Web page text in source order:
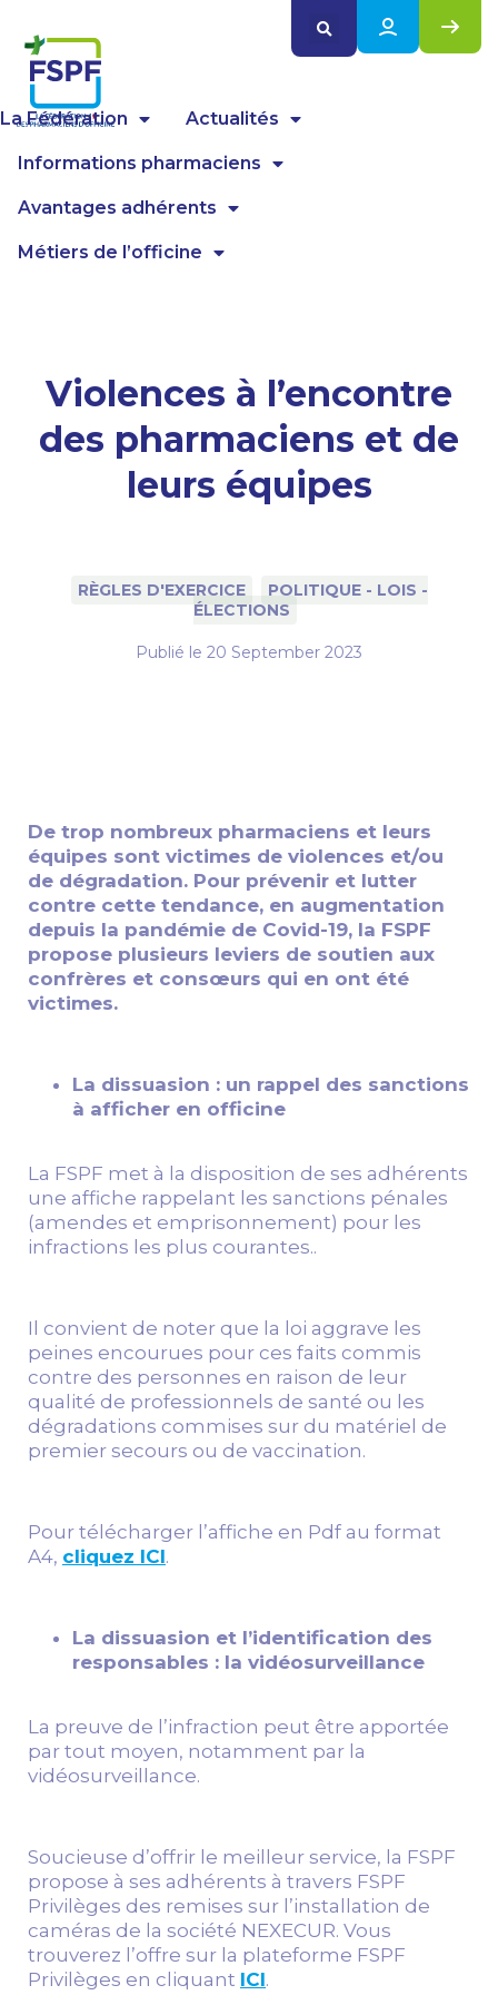
La Fédération Actualités
Informations pharmaciens
Avantages adhérents
Métiers de l’officine
Violences à l’encontre
des pharmaciens et de
leurs équipes
RÈGLES D'EXERCICE
POLITIQUE - LOIS -
ÉLECTIONS
Publié le 20 September 2023
De trop nombreux pharmaciens et leurs
équipes sont victimes de violences et/ou
de dégradation. Pour prévenir et lutter
contre cette tendance, en augmentation
depuis la pandémie de Covid-19, la FSPF
propose plusieurs leviers de soutien aux
confrères et consœurs qui en ont été
victimes.
La dissuasion : un rappel des sanctions
à afficher en officine
La FSPF met à la disposition de ses adhérents
une affiche rappelant les sanctions pénales
(amendes et emprisonnement) pour les
infractions les plus courantes..
Il convient de noter que la loi aggrave les
peines encourues pour ces faits commis
contre des personnes en raison de leur
qualité de professionnels de santé ou les
dégradations commises sur du matériel de
premier secours ou de vaccination.
Pour télécharger l’affiche en Pdf au format
A4, cliquez ICI.
La dissuasion et l’identification des
responsables : la vidéosurveillance
La preuve de l’infraction peut être apportée
par tout moyen, notamment par la
vidéosurveillance.
Soucieuse d’offrir le meilleur service, la FSPF
propose à ses adhérents à travers FSPF
Privilèges des remises sur l’installation de
caméras de la société NEXECUR. Vous
trouverez l’offre sur la plateforme FSPF
Privilèges en cliquant ICI.